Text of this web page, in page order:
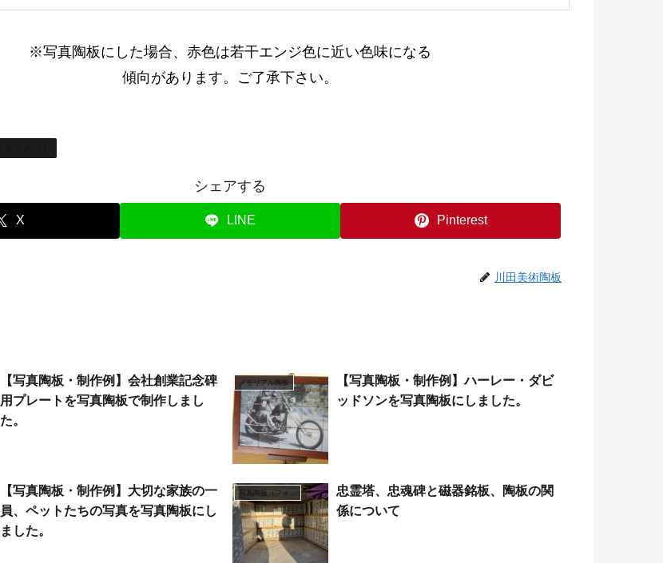
※写真陶板にした場合、赤色は若干エンジ色に近い色味になる
傾向があります。ご了承下さい。
シェアする
X LINE Pinterest
川田美術陶板
【写真陶板・制作例】会社創業記念碑
用プレートを写真陶板で制作しまし
た。
メモリアル陶板
【写真陶板・制作例】ハーレー・ダビ
ッドソンを写真陶板にしました。
【写真陶板・制作例】大切な家族の一
員、ペットたちの写真を写真陶板にし
ました。
写真陶板（フォトセラミックス）
忠霊塔、忠魂碑と磁器銘板、陶板の関
係について